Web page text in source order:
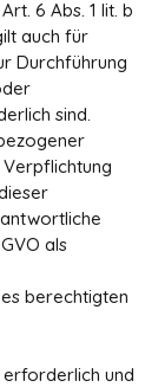
6 Abs. 1 lit. b
auch für
Durchführung
sind.
als
berechtigten
und